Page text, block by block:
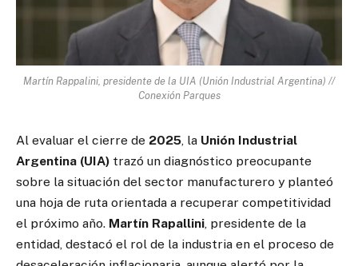
Martín Rappalini, presidente de la UIA (Unión Industrial Argentina) //
Conexión Parques
Al evaluar el cierre de 2025, la Unión Industrial
Argentina (UIA) trazó un diagnóstico preocupante
sobre la situación del sector manufacturero y planteó
una hoja de ruta orientada a recuperar competitividad
el próximo año. Martín Rapallini, presidente de la
entidad, destacó el rol de la industria en el proceso de